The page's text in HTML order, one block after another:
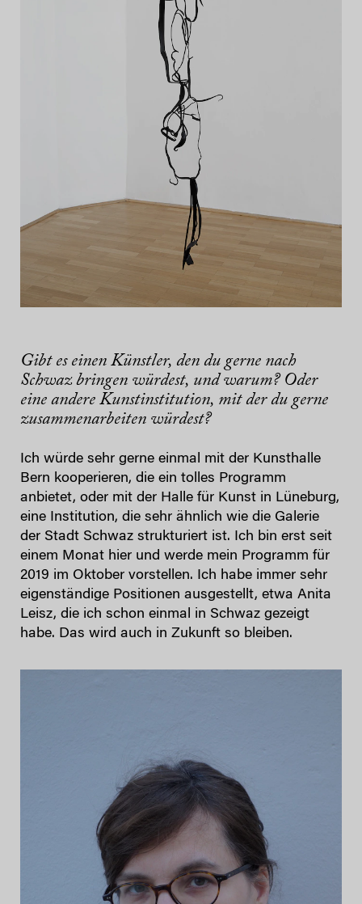
Gibt es einen Künstler, den du gerne nach
Schwaz bringen würdest, und warum? Oder
eine andere Kunstinstitution, mit der du gerne
zusammenarbeiten würdest?
Ich würde sehr gerne einmal mit der Kunsthalle
Bern kooperieren, die ein tolles Programm
anbietet, oder mit der Halle für Kunst in Lüneburg,
eine Institution, die sehr ähnlich wie die Galerie
der Stadt Schwaz strukturiert ist. Ich bin erst seit
einem Monat hier und werde mein Programm für
2019 im Oktober vorstellen. Ich habe immer sehr
eigenständige Positionen ausgestellt, etwa Anita
Leisz, die ich schon einmal in Schwaz gezeigt
habe. Das wird auch in Zukunft so bleiben.